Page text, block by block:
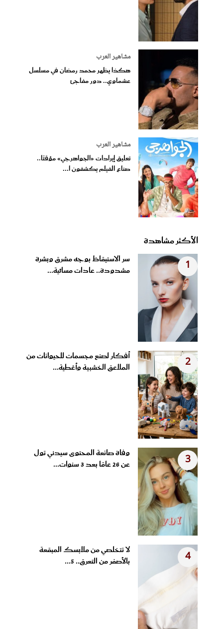
مشاهير العرب
هكذا يظهر محمد رمضان في مسلسل
عشماوي.. دور مفاجئ
مشاهير العرب
تعليق إيرادات «الجواهرجي» مؤقتًا..
صناع الفيلم يكشفون ا...
الأكثر مشاهدة
1
سر الاستيقاظ بوجه مشرق وبشرة
مشدودة.. عادات مسائية...
2
أفكار لصنع مجسمات للحيوانات من
الملاعق الخشبية وأغطية...
3
وفاة صانعة المحتوى سيدني تول
عن 26 عامًا بعد 3 سنوات...
4
لا تتخلصي من ملابسك المبقعة
بالأصفر من التعرق.. 5...